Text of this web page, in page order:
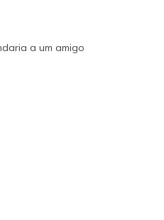
ok after airing
to width
a um amigo